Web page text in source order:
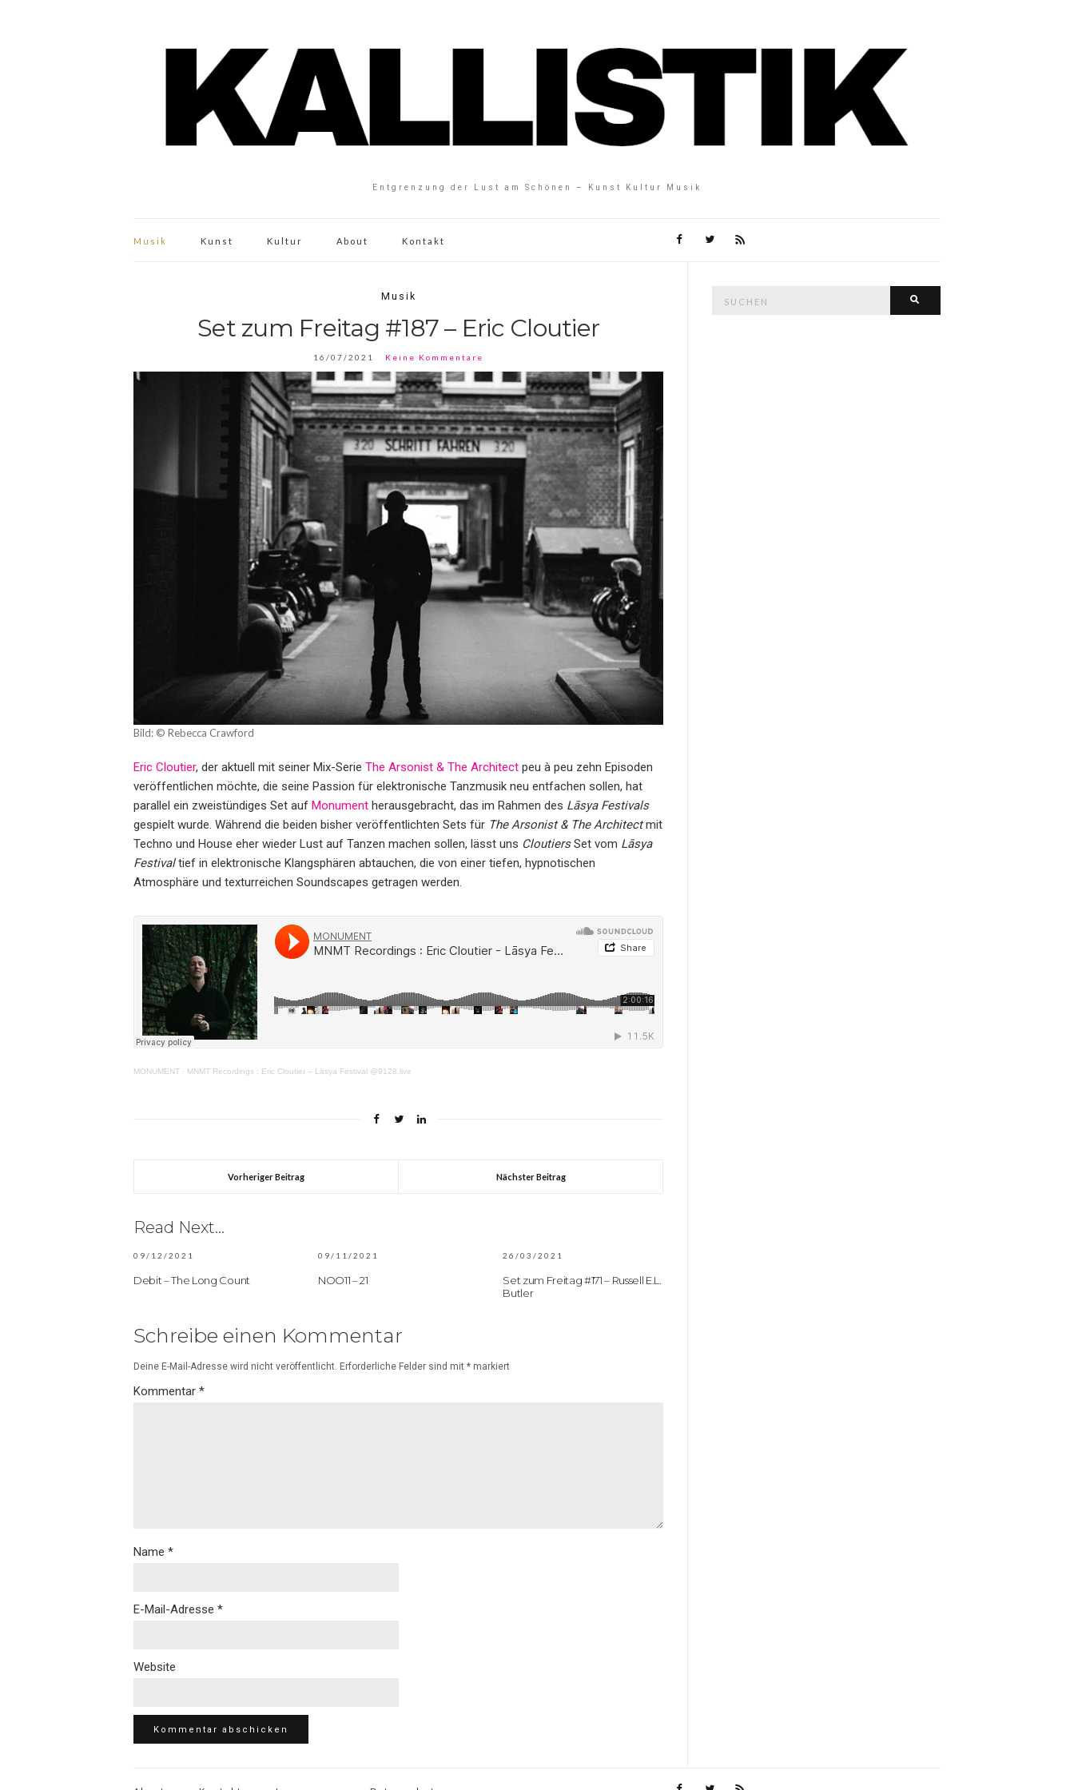
Entgrenzung der Lust am Schönen – Kunst Kultur Musik
Musik Kunst Kultur About Kontakt
Musik
Set zum Freitag #187 – Eric Cloutier
16/07/2021 Keine Kommentare
Bild: © Rebecca Crawford
Eric Cloutier, der aktuell mit seiner Mix-Serie The Arsonist & The Architect peu à peu zehn Episoden
veröffentlichen möchte, die seine Passion für elektronische Tanzmusik neu entfachen sollen, hat
parallel ein zweistündiges Set auf Monument herausgebracht, das im Rahmen des Lāsya Festivals
gespielt wurde. Während die beiden bisher veröffentlichten Sets für The Arsonist & The Architectmit
Techno und House eher wieder Lust auf Tanzen machen sollen, lässt uns CloutiersSet vom Lāsya
Festivaltief in elektronische Klangsphären abtauchen, die von einer tiefen, hypnotischen
Atmosphäre und texturreichen Soundscapes getragen werden.
MONUMENT · MNMT Recordings : Eric Cloutier – Lāsya Festival @9128.live
Vorheriger Beitrag Nächster Beitrag
Read Next...
09/12/2021
Debit – The Long Count
09/11/2021
NOO11 – 21
26/03/2021
Set zum Freitag #171 – Russell E.L.
Butler
Schreibe einen Kommentar
Deine E-Mail-Adresse wird nicht veröffentlicht. Erforderliche Felder sind mit * markiert
Kommentar *
Name *
E-Mail-Adresse *
Website